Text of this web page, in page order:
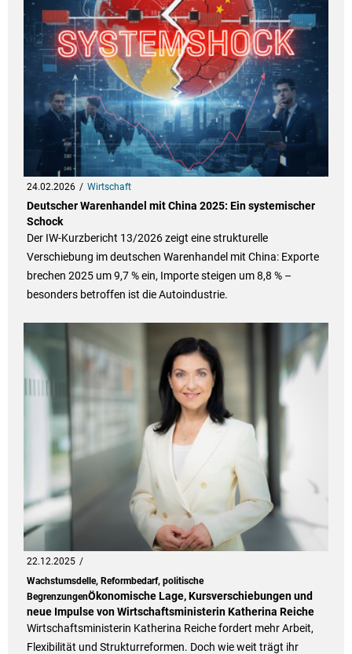
24.02.2026 Wirtschaft
Deutscher Warenhandel mit China 2025: Ein systemischer
Schock
Der IW-Kurzbericht 13/2026 zeigt eine strukturelle
Verschiebung im deutschen Warenhandel mit China: Exporte
brechen 2025 um 9,7 % ein, Importe steigen um 8,8 % –
besonders betroffen ist die Autoindustrie.
22.12.2025
Wachstumsdelle, Reformbedarf, politische
BegrenzungenÖkonomische Lage, Kursverschiebungen und
neue Impulse von Wirtschaftsministerin Katherina Reiche
Wirtschaftsministerin Katherina Reiche fordert mehr Arbeit,
Flexibilität und Strukturreformen. Doch wie weit trägt ihr